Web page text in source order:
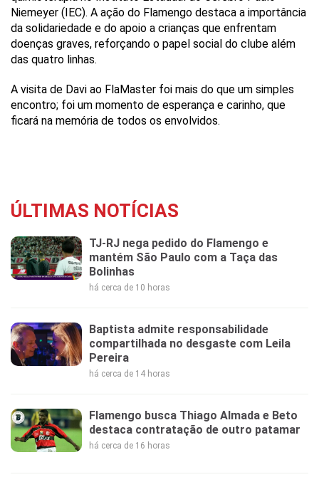
Niemeyer (IEC). A ação do Flamengo destaca a importância
da solidariedade e do apoio a crianças que enfrentam
doenças graves, reforçando o papel social do clube além
das quatro linhas.
A visita de Davi ao FlaMaster foi mais do que um simples
encontro; foi um momento de esperança e carinho, que
ficará na memória de todos os envolvidos.
ÚLTIMAS NOTÍCIAS
TJ-RJ nega pedido do Flamengo e
mantém São Paulo com a Taça das
Bolinhas
há cerca de 10 horas
Baptista admite responsabilidade
compartilhada no desgaste com Leila
Pereira
há cerca de 14 horas
Flamengo busca Thiago Almada e Beto
destaca contratação de outro patamar
há cerca de 16 horas